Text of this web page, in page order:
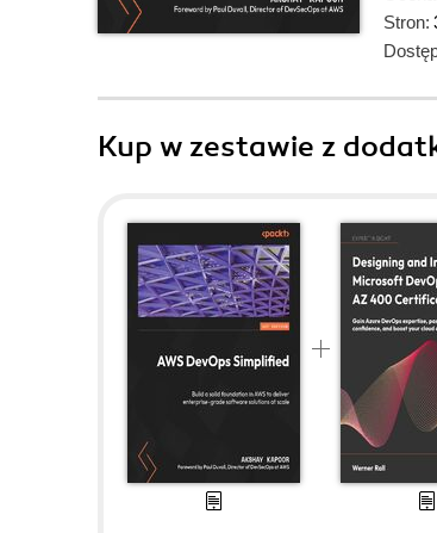
Stron:
Kup w zestawie z